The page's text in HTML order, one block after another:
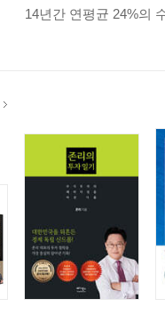
14년간 연평균 24%의